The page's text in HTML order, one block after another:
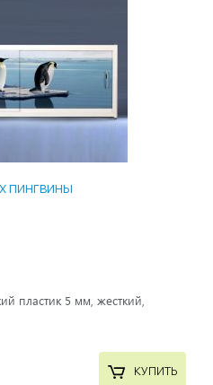
ПИНГВИНЫ
пластик 5 мм, жесткий,
КУПИТЬ